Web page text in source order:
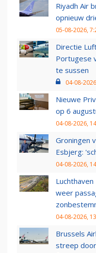
Riyadh Air
opnieuw
05-08-2026,
Directie
Portugese
te sussen
04-08-
Nieuwe
op 6
04-08-2026,
Groningen
Esbjerg:
04-08-2026,
weer
04-08-2026,
Brussels
streep